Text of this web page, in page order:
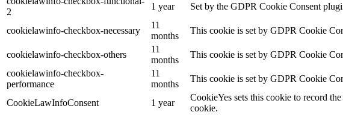
2
1 year Set by the GDPR Cookie Consent
cookielawinfo-checkbox-necessary
11
months
This cookie is set by GDPR Cookie
cookielawinfo-checkbox-others
11
months
This cookie is set by GDPR Cookie
cookielawinfo-checkbox-
performance
11
months
This cookie is set by GDPR Cookie
CookieLawInfoConsent 1 year
CookieYes sets this cookie to record
cookie.